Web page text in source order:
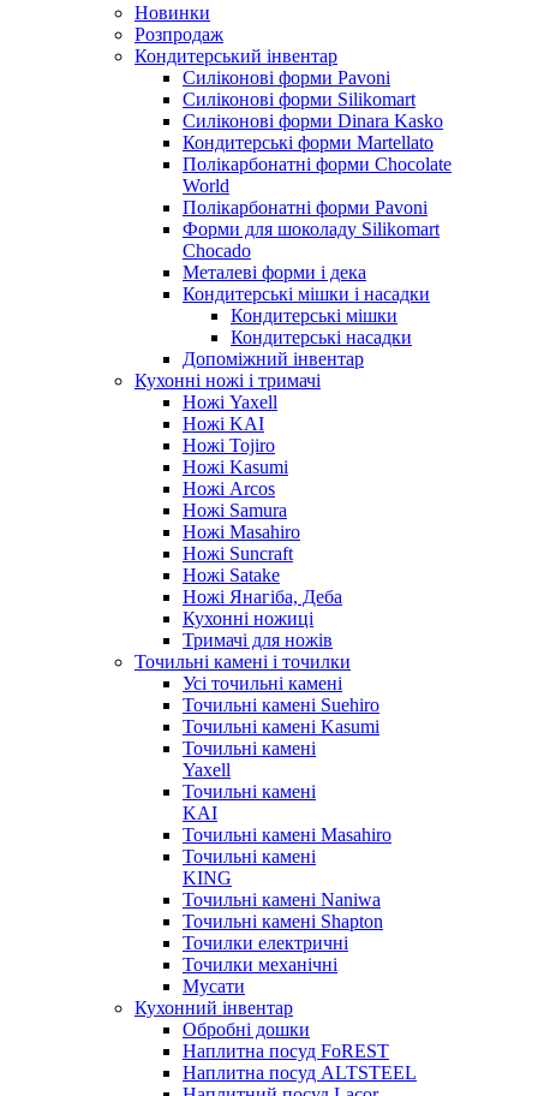
Новинки
Розпродаж
Кондитерський інвентар
Силіконові форми Pavoni
Силіконові форми Silikomart
Силіконові форми Dinara Kasko
Кондитерські форми Martellato
Полікарбонатні форми Chocolate
World
Полікарбонатні форми Pavoni
Форми для шоколаду Silikomart
Chocado
Металеві форми і дека
Кондитерські мішки і насадки
Кондитерські мішки
Кондитерські насадки
Допоміжний інвентар
Кухонні ножі і тримачі
Ножі Yaxell
Ножі KAI
Ножі Tojiro
Ножі Kasumi
Ножі Arcos
Ножі Samura
Ножі Masahiro
Ножі Suncraft
Ножі Satake
Ножі Янагіба, Деба
Кухонні ножиці
Тримачі для ножів
Точильні камені і точилки
Усі точильні камені
Точильні камені Suehiro
Точильні камені Kasumi
Точильні камені
Yaxell
Точильні камені
KAI
Точильні камені Masahiro
Точильні камені
KING
Точильні камені Naniwa
Точильні камені Shapton
Точилки електричні
Точилки механічні
Мусати
Кухонний інвентар
Обробні дошки
Наплитна посуд FoREST
Наплитна посуд ALTSTEEL